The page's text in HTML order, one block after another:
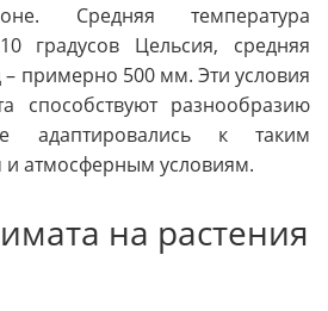
Средняя температура
градусов Цельсия, средняя
– примерно 500 мм. Эти условия
способствуют разнообразию
адаптировались к таким
и атмосферным условиям.
на растения